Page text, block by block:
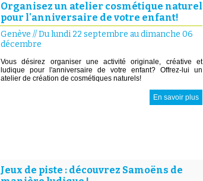
Organisez un atelier cosmétique naturel
pour l'anniversaire de votre enfant!
Genève //Du lundi 22 septembre au dimanche 06
décembre
Vous désirez organiser une activité originale, créative et
ludique pour l'anniversaire de votre enfant? Offrez-lui un
atelier de création de cosmétiques naturels!
En savoir plus
Jeux de piste : découvrez Samoëns de